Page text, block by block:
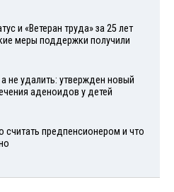
и «Ветеран труда» за 25 лет
меры поддержки получили
не удалить: утвержден новый
аденоидов у детей
считать предпенсионером и что